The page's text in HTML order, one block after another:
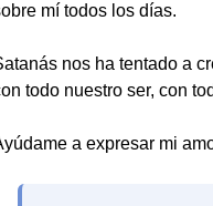
mí todos los días.
nos ha tentado a
todo nuestro ser, con
a expresar mi